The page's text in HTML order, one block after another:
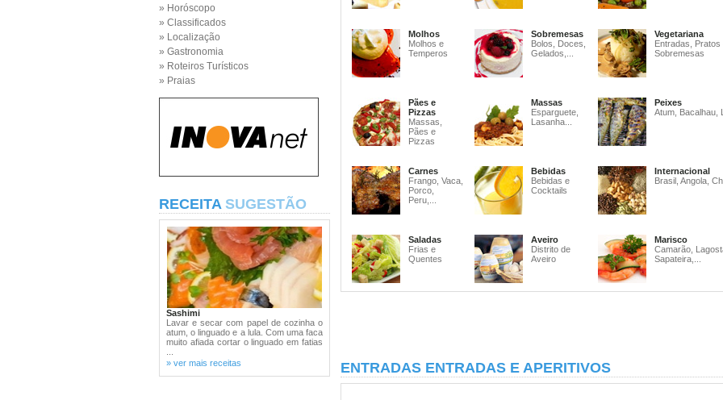
» Horóscopo
» Classificados
» Localização
» Gastronomia
» Roteiros Turísticos
» Praias
RECEITA SUGESTÃO
Sashimi
Lavar e secar com papel de cozinha o
atum, o linguado e a lula. Com uma faca
muito afiada cortar o linguado em fatias
» ver mais receitas
Molhos
Molhos e
Temperos
Sobremesas
Bolos, Doces,
Gelados,...
Vegetariana
Entradas, Pratos
Sobremesas
Pães e
Pizzas
Massas,
Pães e
Pizzas
Massas
Esparguete,
Lasanha...
Peixes
Atum, Bacalhau,
Carnes
Frango, Vaca,
Porco,
Peru,...
Bebidas
Bebidas e
Cocktails
Internacional
Brasil, Angola,
Saladas
Frias e
Quentes
Aveiro
Distrito de
Aveiro
Marisco
Camarão,
Sapateira,...
ENTRADAS ENTRADAS E APERITIVOS